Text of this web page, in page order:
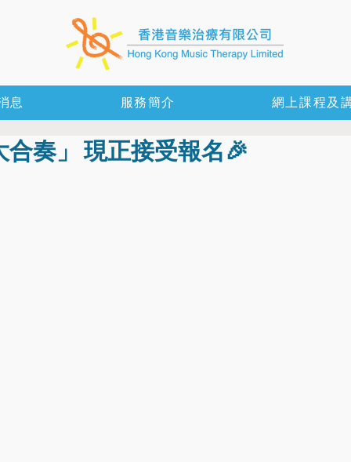
息 服務簡介 網上課程及
奏」 現正接受報名🎉